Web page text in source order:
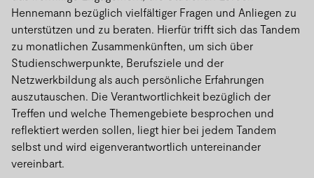
Hennemann bezüglich vielfältiger Fragen und Anliegen zu
unterstützen und zu beraten. Hierfür trifft sich das Tandem
zu monatlichen Zusammenkünften, um sich über
Studienschwerpunkte, Berufsziele und der
Netzwerkbildung als auch persönliche Erfahrungen
auszutauschen. Die Verantwortlichkeit bezüglich der
Treffen und welche Themengebiete besprochen und
reflektiert werden sollen, liegt hier bei jedem Tandem
selbst und wird eigenverantwortlich untereinander
vereinbart.